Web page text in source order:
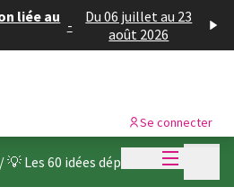
liée au -
Du 06 juillet au 23
août 2026
Menu
Se connecter
/💡 Les 60 idées déposées